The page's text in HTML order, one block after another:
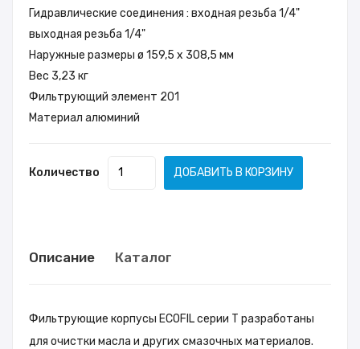
Гидравлические соединения : входная резьба 1/4"
выходная резьба 1/4"
Наружные размеры ø 159,5 x 308,5 мм
Вес 3,23 кг
Фильтрующий элемент 201
Материал алюминий
Количество ДОБАВИТЬ В КОРЗИНУ
Описание Каталог
Фильтрующие корпусы ECOFIL серии T разработаны
для очистки масла и других смазочных материалов.